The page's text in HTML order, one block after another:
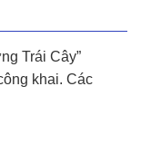
Trái Cây”
khai. Các